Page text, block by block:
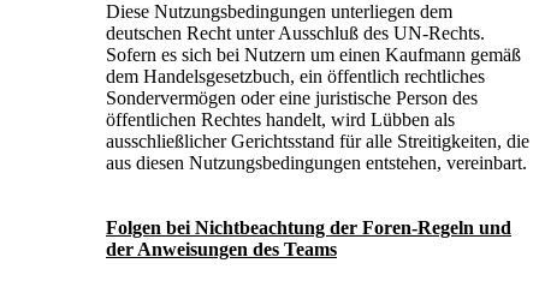
Diese Nutzungsbedingungen unterliegen dem
deutschen Recht unter Ausschluß des UN-Rechts.
Sofern es sich bei Nutzern um einen Kaufmann gemäß
dem Handelsgesetzbuch, ein öffentlich rechtliches
Sondervermögen oder eine juristische Person des
öffentlichen Rechtes handelt, wird Lübben als
ausschließlicher Gerichtsstand für alle Streitigkeiten, die
aus diesen Nutzungsbedingungen entstehen, vereinbart.
Folgen bei Nichtbeachtung der Foren-Regeln und
der Anweisungen des Teams